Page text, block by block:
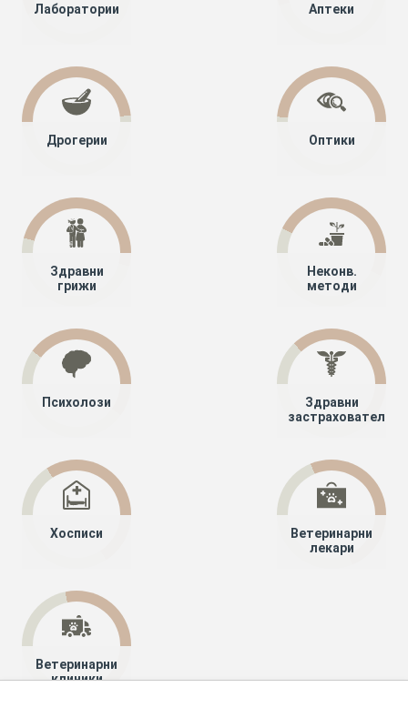
Лаборатории Аптеки
Дрогерии Оптики
Здравни
грижи
Неконв.
методи
Психолози
Здравни
застрахователи
Хосписи
Ветеринарни
лекари
Ветеринарни
клиники